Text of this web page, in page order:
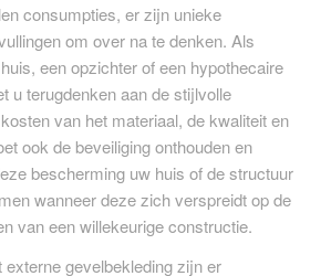
consumpties, er zijn unieke
om over na te denken. Als
een opzichter of een hypothecaire
u terugdenken aan de stijlvolle
van het materiaal, de kwaliteit en
ook de beveiliging onthouden en
bescherming uw huis of de structuur
wanneer deze zich verspreidt op de
van een willekeurige constructie.
externe gevelbekleding zijn er